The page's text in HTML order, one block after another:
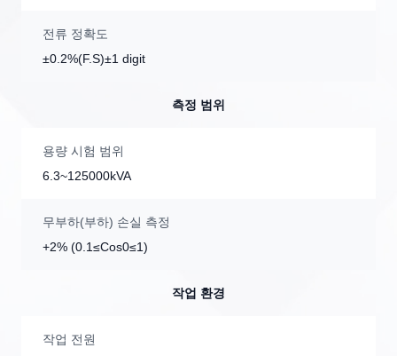
전류 정확도
±0.2%(F.S)±1 digit
측정 범위
용량 시험 범위
6.3~125000kVA
무부하(부하) 손실 측정
+2% (0.1≤Cos0≤1)
작업 환경
작업 전원